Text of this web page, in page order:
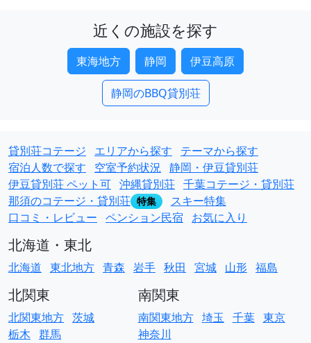
近くの施設を探す
東海地方 静岡 伊豆高原
静岡のBBQ貸別荘
貸別荘コテージ エリアから探す
テーマから探す
宿泊人数で探す
空室予約状況 静岡・伊豆貸別荘
伊豆貸別荘 ペット可 沖縄貸別荘 千葉コテージ・貸別荘
那須のコテージ・貸別荘 特集
スキー特集
口コミ・レビュー ペンション民宿 お気に入り
北海道・東北
北海道 東北地方 青森 岩手 秋田 宮城 山形 福島
北関東
北関東地方 茨城
栃木 群馬
南関東
南関東地方 埼玉 千葉 東京
神奈川